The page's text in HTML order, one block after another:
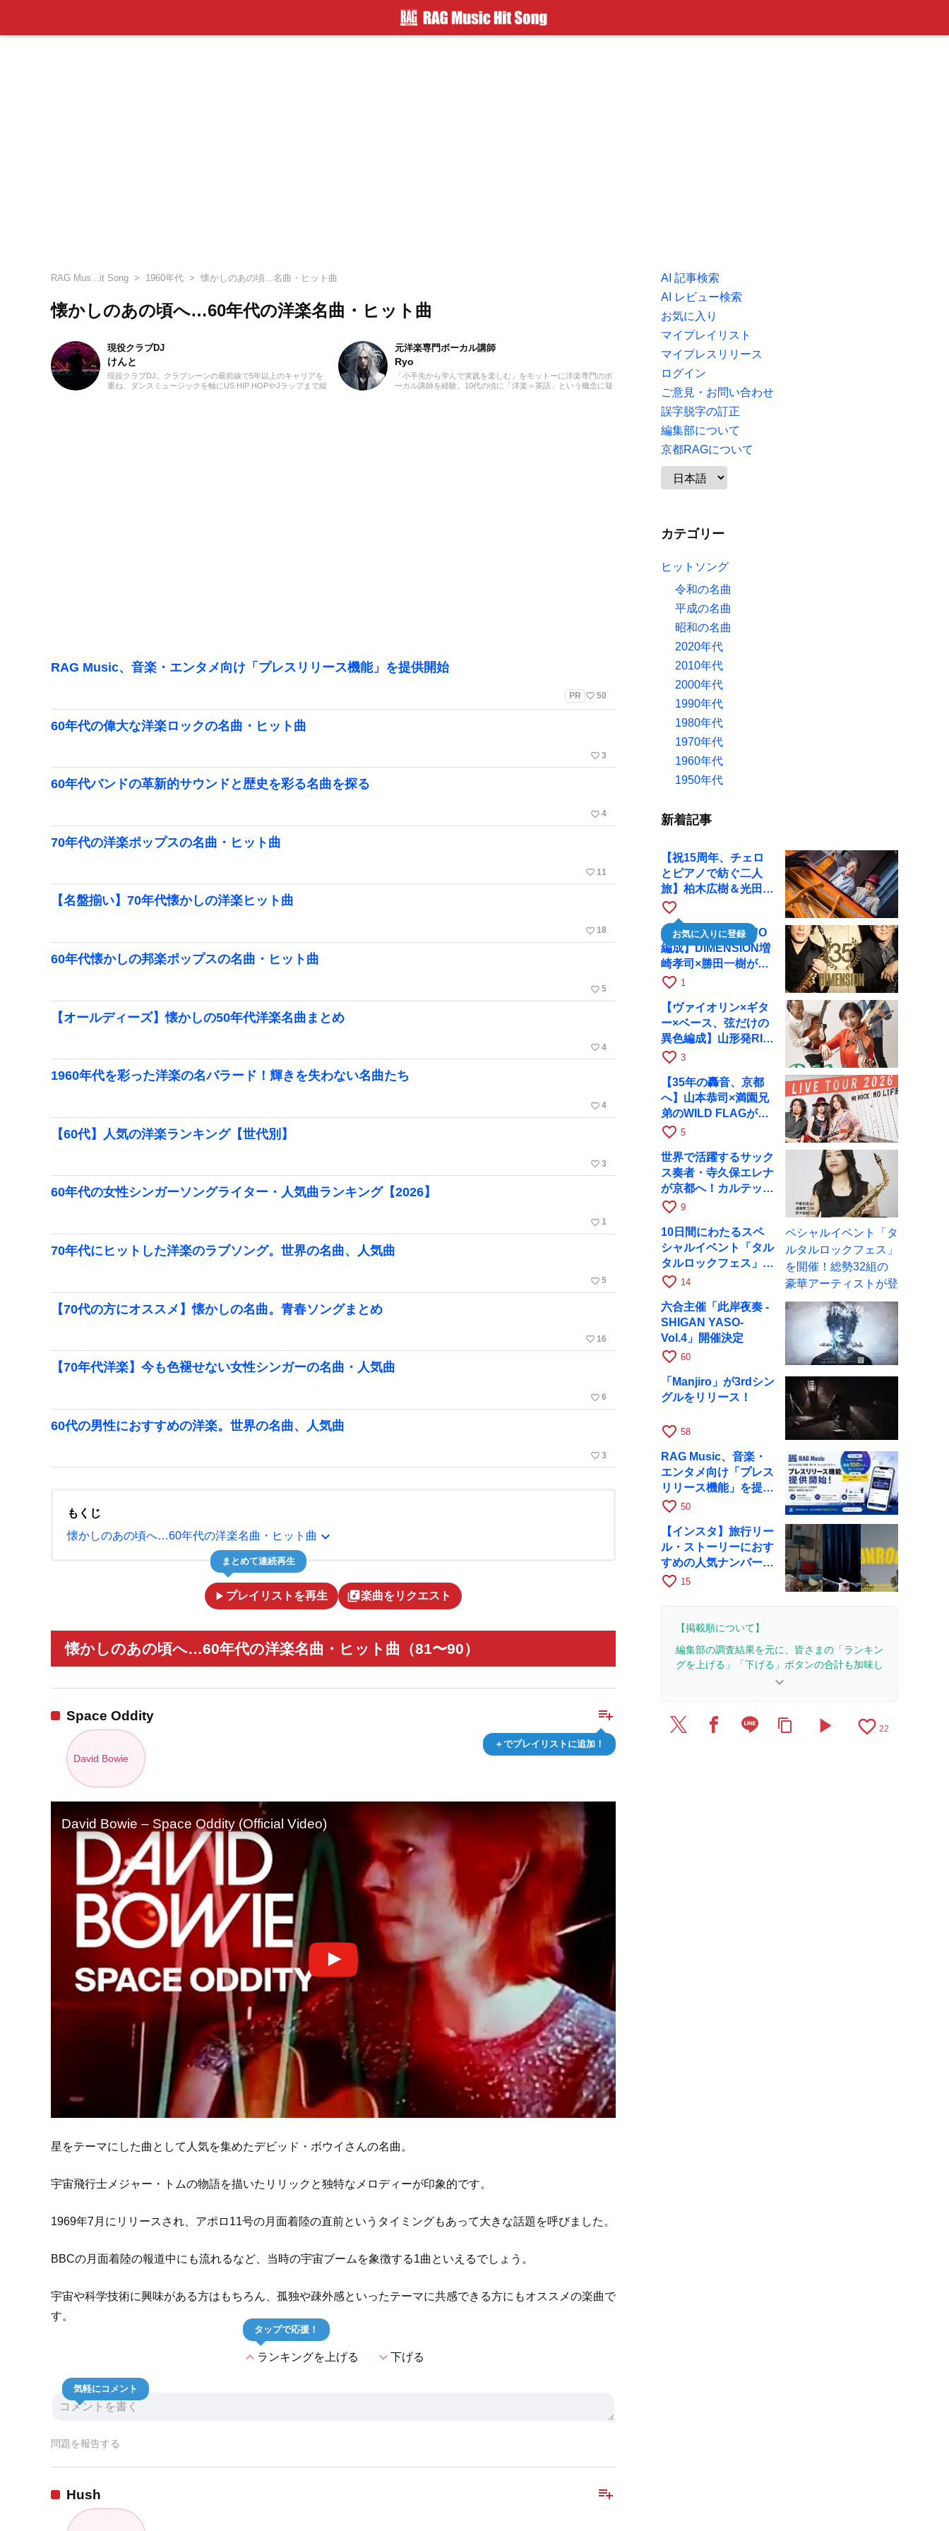
RAG Mus...it Song 1960年代 懐かしのあの頃...名曲・ヒット曲
懐かしのあの頃へ…60年代の洋楽名曲・ヒット曲
現役クラブDJ
けんと
現役クラブDJ。クラブシーンの最前線で5年以上のキャリアを
重ね、ダンスミュージックを軸にUS HIP HOPやJラップまで縦
元洋楽専門ボーカル講師
Ryo
「小手先から学んで実践を楽しむ」をモットーに洋楽専門のボ
ーカル講師を経験。10代の頃に「洋楽＝英語」という概念に疑
RAG Music、音楽・エンタメ向け「プレスリリース機能」を提供開始
PR favorite_border 50
60年代の偉大な洋楽ロックの名曲・ヒット曲
favorite_border 3
60年代バンドの革新的サウンドと歴史を彩る名曲を探る
favorite_border 4
70年代の洋楽ポップスの名曲・ヒット曲
favorite_border 11
【名盤揃い】70年代懐かしの洋楽ヒット曲
favorite_border 18
60年代懐かしの邦楽ポップスの名曲・ヒット曲
favorite_border 5
【オールディーズ】懐かしの50年代洋楽名曲まとめ
favorite_border 4
1960年代を彩った洋楽の名バラード！輝きを失わない名曲たち
favorite_border 4
【60代】人気の洋楽ランキング【世代別】
favorite_border 3
60年代の女性シンガーソングライター・人気曲ランキング【2026】
favorite_border 1
70年代にヒットした洋楽のラブソング。世界の名曲、人気曲
favorite_border 5
【70代の方にオススメ】懐かしの名曲。青春ソングまとめ
favorite_border 16
【70年代洋楽】今も色褪せない女性シンガーの名曲・人気曲
favorite_border 6
60代の男性におすすめの洋楽。世界の名曲、人気曲
favorite_border 3
もくじ
懐かしのあの頃へ…60年代の洋楽名曲・ヒット曲 expand_more
play_arrow プレイリストを再生
まとめて連続再生
library_music楽曲をリクエスト
懐かしのあの頃へ…60年代の洋楽名曲・ヒット曲（81〜90）
playlist_add
＋でプレイリストに追加！
Space Oddity
David Bowie
David Bowie – Space Oddity (Official Video)
星をテーマにした曲として人気を集めたデビッド・ボウイさんの名曲。
宇宙飛行士メジャー・トムの物語を描いたリリックと独特なメロディーが印象的です。
1969年7月にリリースされ、アポロ11号の月面着陸の直前というタイミングもあって大きな話題を呼びました。
BBCの月面着陸の報道中にも流れるなど、当時の宇宙ブームを象徴する1曲といえるでしょう。
宇宙や科学技術に興味がある方はもちろん、孤独や疎外感といったテーマに共感できる方にもオススメの楽曲で
す。
expand_lessランキングを上げる
タップで応援！
expand_more下げる
気軽にコメント
問題を報告する
playlist_add
Hush
AI 記事検索
AI レビュー検索
お気に入り
マイプレイリスト
マイプレスリリース
ログイン
ご意見・お問い合わせ
誤字脱字の訂正
編集部について
京都RAGについて
カテゴリー
ヒットソング
令和の名曲
平成の名曲
昭和の名曲
2020年代
2010年代
2000年代
1990年代
1980年代
1970年代
1960年代
1950年代
新着記事
【祝15周年、チェロ
とピアノで紡ぐ二人
旅】柏木広樹＆光田健
一が11月12日に京都
RAGへ
favorite_border
お気に入りに登録
【35周年で初のDUO
編成】DIMENSION増
崎孝司×勝田一樹が10
月11日に京都RAGへ
favorite_border 1
【ヴァイオリン×ギタ
ー×ベース、弦だけの
異色編成】山形発RIM
が初全国ツアーで8月
favorite_border 3
【35年の轟音、京都
へ】山本恭司×満園兄
弟のWILD FLAGが8
月6日にRAGでライブ
favorite_border 5
世界で活躍するサック
ス奏者・寺久保エレナ
が京都へ！カルテッ
ト・ツアー京都公演を
favorite_border 9
10日間にわたるスペ
シャルイベント「タル
タルロックフェス」を
開催！総勢32組の豪
favorite_border 14
六合主催「此岸夜奏 -
SHIGAN YASO-
Vol.4」開催決定
favorite_border 60
「Manjiro」が3rdシン
グルをリリース！
favorite_border 58
RAG Music、音楽・
エンタメ向け「プレス
リリース機能」を提供
開始
favorite_border 50
【インスタ】旅行リー
ル・ストーリーにおす
すめの人気ナンバーを
厳選
favorite_border 15
【掲載順について】
編集部の調査結果を元に、皆さまの「ランキン
グを上げる」「下げる」ボタンの合計も加味し
2026/2/28：1本のレビューを追加・更新。
keyboard_arrow_down
content_copy play_arrow favorite_border 22